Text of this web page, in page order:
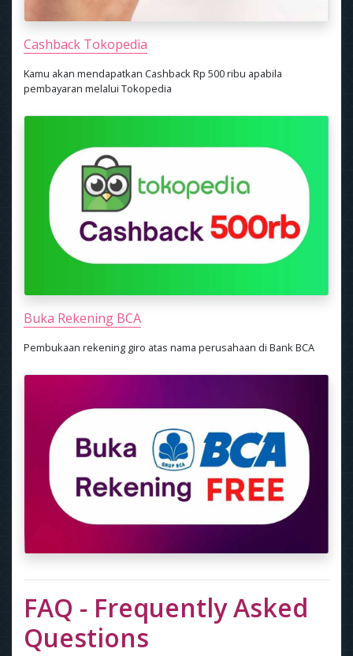
Cashback Tokopedia
Kamu akan mendapatkan Cashback Rp 500 ribu apabila
pembayaran melalui Tokopedia
Buka Rekening BCA
Pembukaan rekening giro atas nama perusahaan di Bank BCA
FAQ - Frequently Asked
Questions